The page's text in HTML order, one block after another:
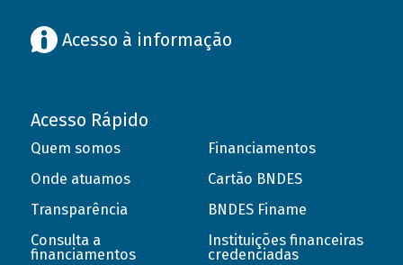
Acesso à informação
Acesso Rápido
Quem somos
Onde atuamos
Transparência
Consulta a
financiamentos
Financiamentos
Cartão BNDES
BNDES Finame
Instituições financeiras
credenciadas